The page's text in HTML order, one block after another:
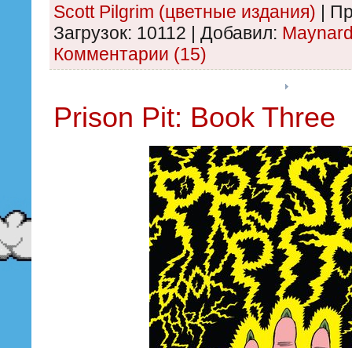
Scott Pilgrim (цветные издания) |
Загрузок: 10112 | Добавил:
Комментарии (15)
Prison Pit: Book Three